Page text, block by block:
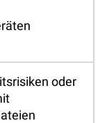
oder